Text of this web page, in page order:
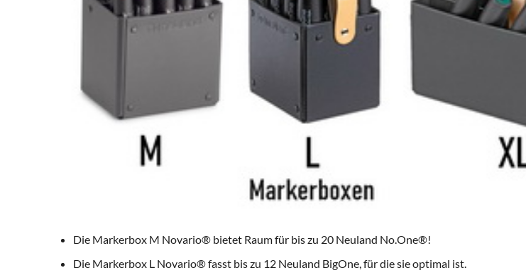
Die Markerbox M Novario® bietet Raum für bis zu 20 Neuland No.One®!
Die Markerbox L Novario® fasst bis zu 12 Neuland BigOne, für die sie optimal ist.